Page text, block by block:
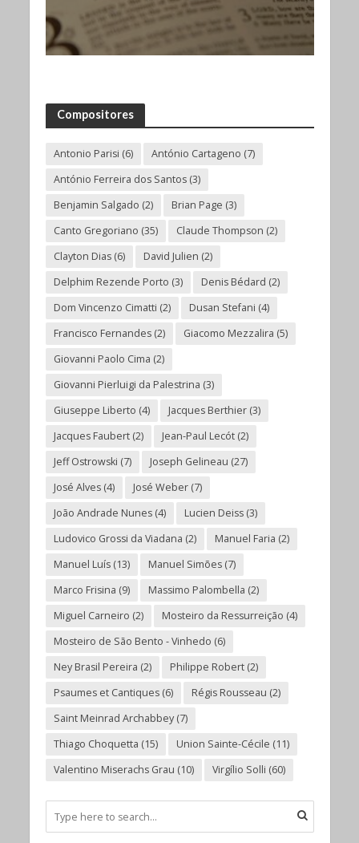
Compositores
Antonio Parisi (6) António Cartageno (7)
António Ferreira dos Santos(3)
Benjamin Salgado (2) Brian Page (3)
Canto Gregoriano (35) Claude Thompson (2)
Clayton Dias(6) David Julien (2)
Delphim Rezende Porto (3) Denis Bédard (2)
Dom Vincenzo Cimatti (2) Dusan Stefani (4)
Francisco Fernandes(2) Giacomo Mezzalira (5)
Giovanni Paolo Cima (2)
Giovanni Pierluigi da Palestrina (3)
Giuseppe Liberto (4) Jacques Berthier(3)
Jacques Faubert(2) Jean-Paul Lecót(2)
Jeff Ostrowski (7) Joseph Gelineau (27)
José Alves(4) José Weber(7)
João Andrade Nunes(4) Lucien Deiss(3)
Ludovico Grossi da Viadana (2) Manuel Faria (2)
Manuel Luís(13) Manuel Simões(7)
Marco Frisina (9) Massimo Palombella (2)
Miguel Carneiro (2) Mosteiro da Ressurreição (4)
Mosteiro de São Bento - Vinhedo (6)
Ney Brasil Pereira (2) Philippe Robert(2)
Psaumes et Cantiques(6) Régis Rousseau (2)
Saint Meinrad Archabbey(7)
Thiago Choquetta (15) Union Sainte-Cécile (11)
Valentino Miserachs Grau (10) Virgílio Solli (60)